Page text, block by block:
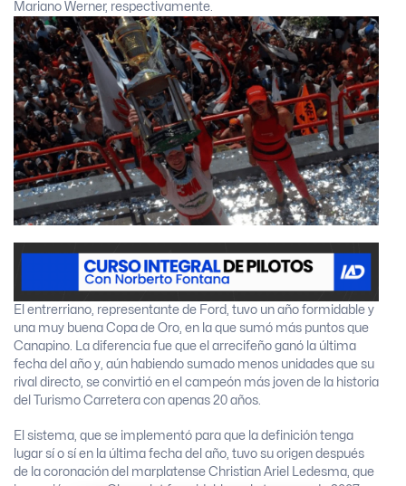
Mariano Werner, respectivamente.
El entrerriano, representante de Ford, tuvo un año formidable y
una muy buena Copa de Oro, en la que sumó más puntos que
Canapino. La diferencia fue que el arrecifeño ganó la última
fecha del año y, aún habiendo sumado menos unidades que su
rival directo, se convirtió en el campeón más joven de la historia
del Turismo Carretera con apenas 20 años.
El sistema, que se implementó para que la definición tenga
lugar sí o sí en la última fecha del año, tuvo su origen después
de la coronación del marplatense Christian Ariel Ledesma, que